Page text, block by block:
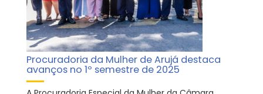
Procuradoria da Mulher de Arujá destaca
avanços no 1º semestre de 2025